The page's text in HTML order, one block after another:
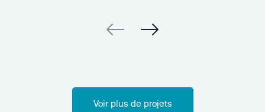
Voir plus de projets